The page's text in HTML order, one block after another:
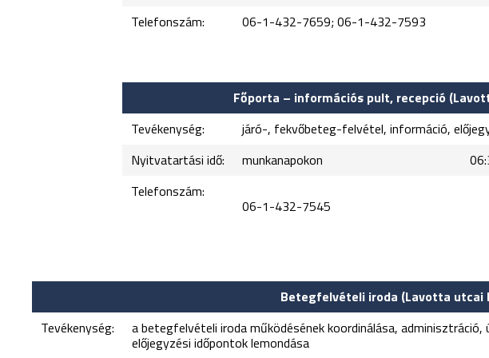
Telefonszám:
06-1-432-7659; 06-1-432-7593
Főporta – információs pult, recepció
Tevékenység:
járó-, fekvőbeteg-felvétel, információ,
Nyitvatartási idő:
munkanapokon
Telefonszám:
06-1-432-7545
Betegfelvételi iroda (Lavotta utcai
Tevékenység:
a betegfelvételi iroda működésének koordinálása,
előjegyzési időpontok lemondása